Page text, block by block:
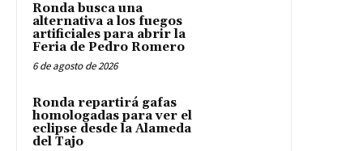
Ronda busca una
alternativa a los fuegos
artificiales para abrir la
Feria de Pedro Romero
6 de agosto de 2026
Ronda repartirá gafas
homologadas para ver el
eclipse desde la Alameda
del Tajo